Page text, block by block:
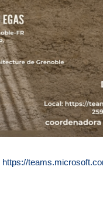
https://